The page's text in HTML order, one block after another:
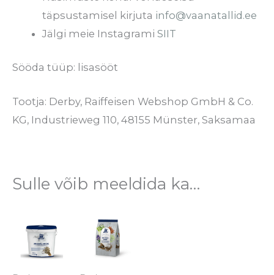
täpsustamisel kirjuta info@vaanatallid.ee
Jälgi meie InstagramiSIIT
Sööda tüüp: lisasööt
Tootja: Derby, Raiffeisen Webshop GmbH & Co.
KG, Industrieweg 110, 48155 Münster, Saksamaa
Sulle võib meeldida ka…
€2.00
kuni
€32.95
tootel
on
€6.00
kuni
€12.50
Sellel
tootel